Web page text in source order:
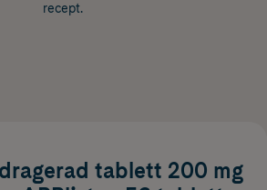
recept.
tablett 200 mg